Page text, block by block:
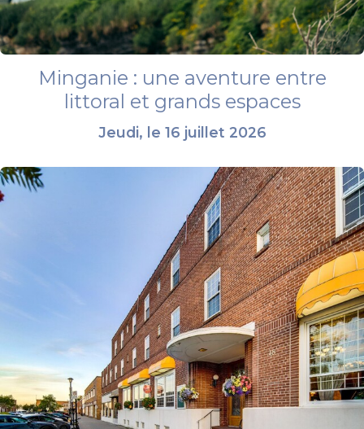
Minganie : une aventure entre
littoral et grands espaces
Jeudi, le 16 juillet 2026